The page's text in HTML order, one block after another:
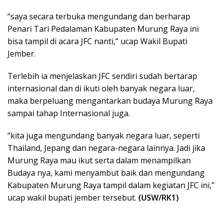
“saya secara terbuka mengundang dan berharap
Penari Tari Pedalaman Kabupaten Murung Raya ini
bisa tampil di acara JFC nanti,” ucap Wakil Bupati
Jember.
Terlebih ia menjelaskan JFC sendiri sudah bertarap
internasional dan di ikuti oleh banyak negara luar,
maka berpeluang mengantarkan budaya Murung Raya
sampai tahap Internasional juga.
“kita juga mengundang banyak negara luar, seperti
Thailand, Jepang dan negara-negara lainnya. Jadi jika
Murung Raya mau ikut serta dalam menampilkan
Budaya nya, kami menyambut baik dan mengundang
Kabupaten Murung Raya tampil dalam kegiatan JFC ini,”
ucap wakil bupati jember tersebut. (USW/RK1)